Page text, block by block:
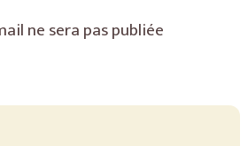
ne sera pas publiée